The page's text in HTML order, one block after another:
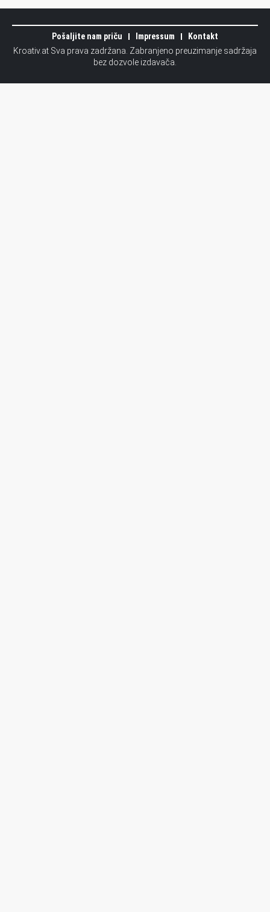
Pošaljite nam priču Impressum
Kontakt
Kroativ.at Sva prava zadržana. Zabranjeno preuzimanje sadržaja
bez dozvole izdavača.